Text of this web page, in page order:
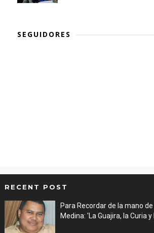
SEGUIDORES
RECENT POST
Para Recordar de la mano
Medina: 'La Guajira, la Curia